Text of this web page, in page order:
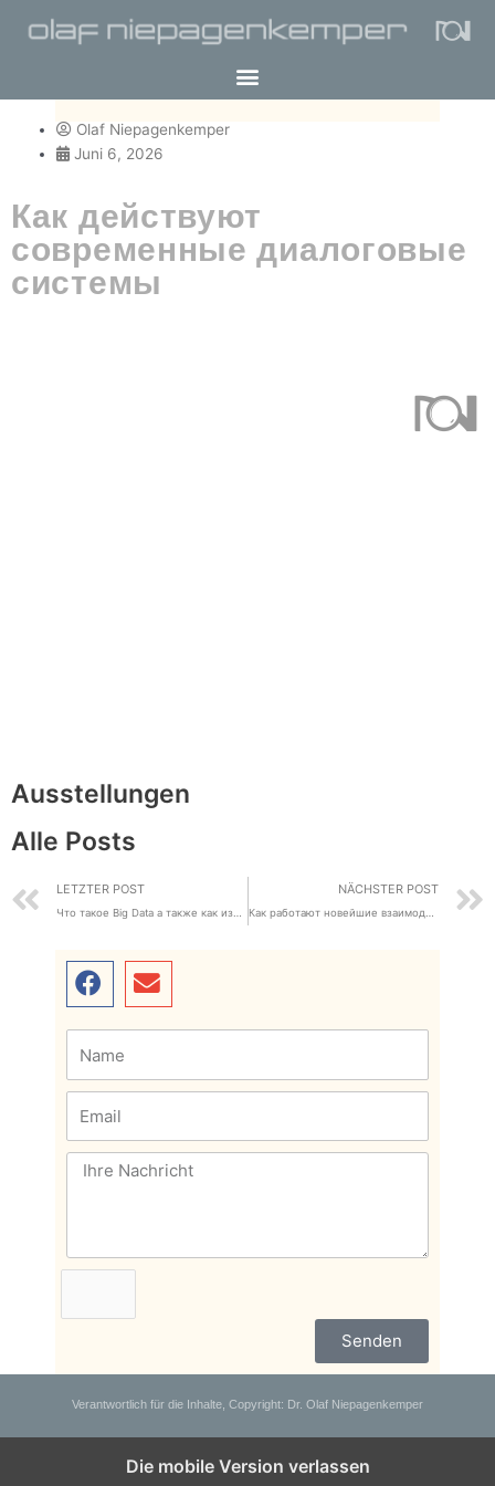
Olaf Niepagenkemper
Juni 6, 2026
Как действуют
современные диалоговые
системы
Ausstellungen
Alle Posts
LETZTER POST NÄCHSTER POST
Senden
Verantwortlich für die Inhalte, Copyright: Dr. Olaf Niepagenkemper
Die mobile Version verlassen